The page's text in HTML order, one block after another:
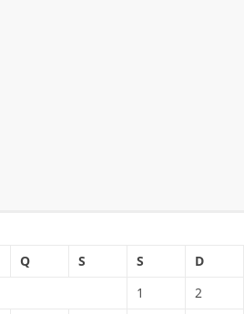
Q S S
D
1
2